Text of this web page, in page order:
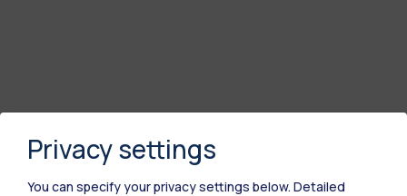
Privacy settings
You can specify your privacy settings below. Detailed